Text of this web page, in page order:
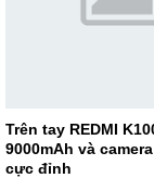
Trên tay REDMI
9000mAh và
cực đỉnh